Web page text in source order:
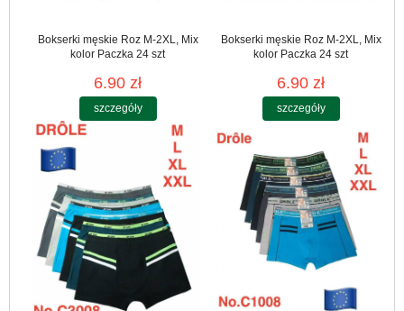
Bokserki męskie Roz M-2XL, Mix
kolor Paczka 24 szt
6.90 zł
szczegóły
Bokserki męskie Roz M-2XL, Mix
kolor Paczka 24 szt
6.90 zł
szczegóły